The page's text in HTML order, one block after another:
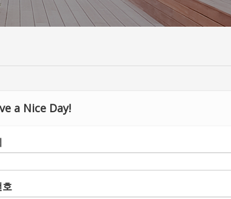
a Nice Day!
호